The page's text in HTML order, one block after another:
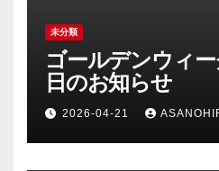
未分類
ゴールデンウィ
日のお知らせ
2026-04-21